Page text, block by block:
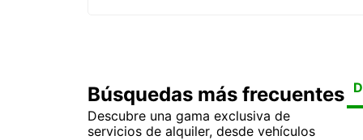
Búsquedas más frecuentes
Descubre una gama exclusiva de
servicios de alquiler, desde vehículos